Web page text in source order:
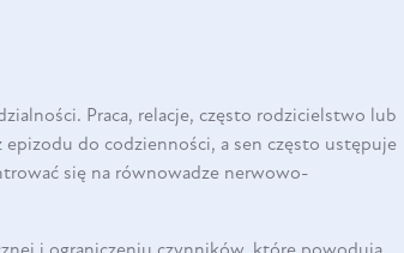
Praca, relacje, często rodzicielstwo lub
do codzienności, a sen często ustępuje
się na równowadze nerwowo-